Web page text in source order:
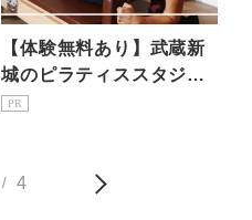
【体験無料あり】武蔵新
城のピラティススタジオ7
選｜初心者・女性専用を
PR
/ 4